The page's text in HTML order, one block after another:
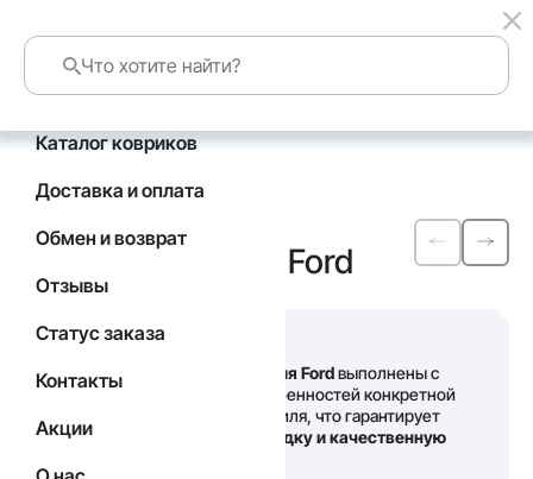
Каталог ковриков
Доставка и оплата
Обмен и возврат
Отзывы
Статус заказа
Контакты
Акции
Автомобильные
коврикиEVA для Ford
коврики для Fordвыполнены с
учетом всех особенностей конкретной
модели автомобиля, что гарантирует
идеальную посадку и качественную